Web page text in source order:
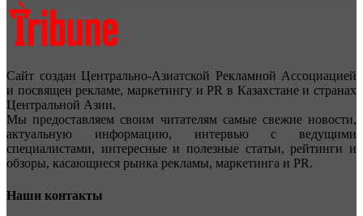
Сайт создан Центрально-Азиатской Рекламной Ассоциацией
и посвящен рекламе, маркетингу и PR в Казахстане и странах
Центральной Азии.
Мы предоставляем своим читателям самые свежие новости,
актуальную информацию, интервью с ведущими
специалистами, интересные и полезные статьи, рейтинги и
обзоры, касающиеся рынка рекламы, маркетинга и PR.
Наши контакты